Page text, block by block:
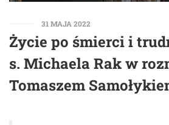
31 MAJA 2022
Życie po śmierci i
s. Michaela Rak w
Tomaszem